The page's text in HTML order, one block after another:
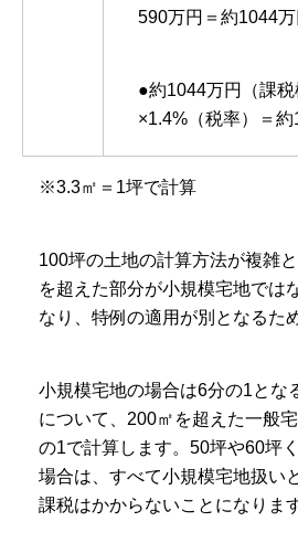
590万円＝約1044万
●約1044万円（課税
×1.4%（税率）＝約
※3.3㎡＝1坪で計算
100坪の土地の計算方法が複雑
を超えた部分が小規模宅地では
なり、特例の適用が別となるた
小規模宅地の場合は6分の1とな
について、200㎡を超えた一般
の1で計算します。50坪や60坪
場合は、すべて小規模宅地扱い
課税はかからないことになります